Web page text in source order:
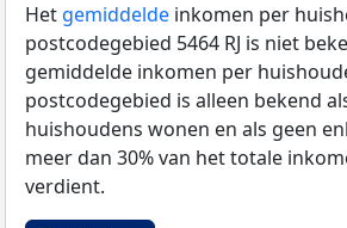
Het gemiddelde inkomen per
postcodegebied 5464 RJ is niet
gemiddelde inkomen per
postcodegebied is alleen bekend
huishoudens wonen en als geen
meer dan 30% van het totale
verdient.